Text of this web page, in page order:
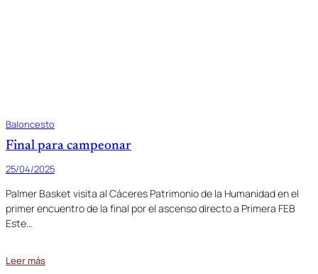
Baloncesto
Final para campeonar
25/04/2025
Palmer Basket visita al Cáceres Patrimonio de la Humanidad en el
primer encuentro de la final por el ascenso directo a Primera FEB
Este…
Leer más